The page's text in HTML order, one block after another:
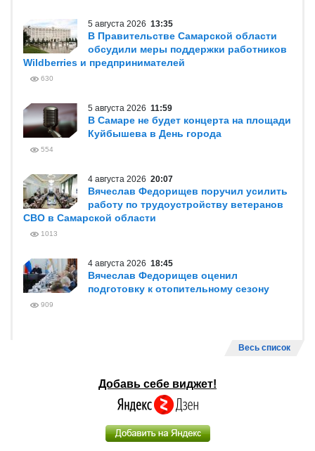
5 августа 2026 13:35
В Правительстве Самарской области
обсудили меры поддержки работников
Wildberries и предпринимателей
630
5 августа 2026 11:59
В Самаре не будет концерта на площади
Куйбышева в День города
554
4 августа 2026 20:07
Вячеслав Федорищев поручил усилить
работу по трудоустройству ветеранов
СВО в Самарской области
1013
4 августа 2026 18:45
Вячеслав Федорищев оценил
подготовку к отопительному сезону
909
Весь список
Добавь себе виджет!